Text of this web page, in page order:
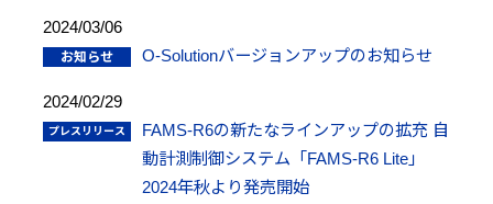
2024/03/06
O-Solutionバージョンアップのお知らせ
2024/02/29
FAMS-R6の新たなラインアップの拡充 自
動計測制御システム「FAMS-R6 Lite」
2024年秋より発売開始